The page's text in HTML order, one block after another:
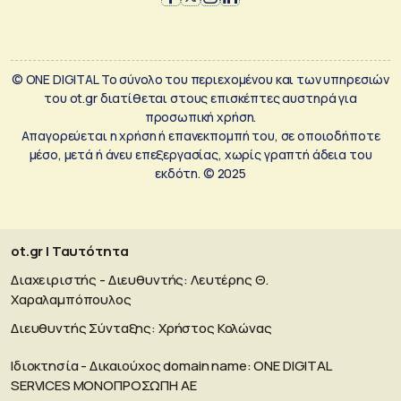
© ONE DIGITAL Το σύνολο του περιεχομένου και των υπηρεσιών
του ot.gr διατίθεται στους επισκέπτες αυστηρά για
προσωπική χρήση.
Απαγορεύεται η χρήση ή επανεκπομπή του, σε οποιοδήποτε
μέσο, μετά ή άνευ επεξεργασίας, χωρίς γραπτή άδεια του
εκδότη. © 2025
ot.gr | Ταυτότητα
Διαχειριστής - Διευθυντής: Λευτέρης Θ.
Χαραλαμπόπουλος
Διευθυντής Σύνταξης: Χρήστος Κολώνας
Ιδιοκτησία - Δικαιούχος domain name: ΟΝΕ DIGITAL
SERVICES MONOΠΡΟΣΩΠΗ ΑΕ